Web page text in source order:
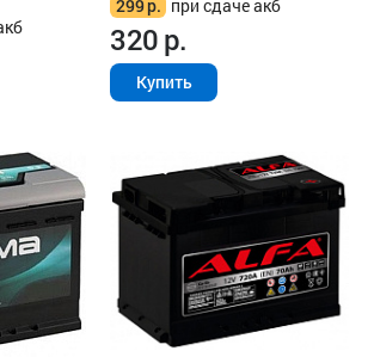
299р. при сдаче акб
320р.
Купить